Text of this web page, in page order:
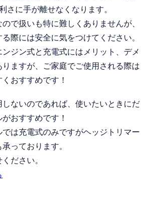
さに手が離せなくなります。
で扱いも特に難しくありませんが、
際には安全に気をつけてください。
ジン式と充電式にはメリット、デメ
りますが、ご家庭でご使用される際は
おすすめです！
しないのであれば、使いたいときにだ
おすすめです！
では充電式のみですがヘッジトリマー
っております。
ださい。